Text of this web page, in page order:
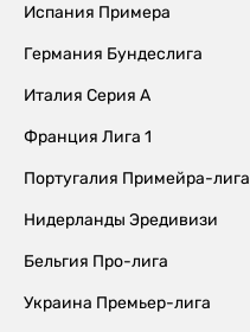
Испания Примера
Германия Бундеслига
Италия Серия А
Франция Лига 1
Португалия Примейра-лига
Нидерланды Эредивизи
Бельгия Про-лига
Украина Премьер-лига